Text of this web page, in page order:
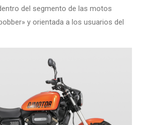
del segmento de las motos
y orientada a los usuarios del